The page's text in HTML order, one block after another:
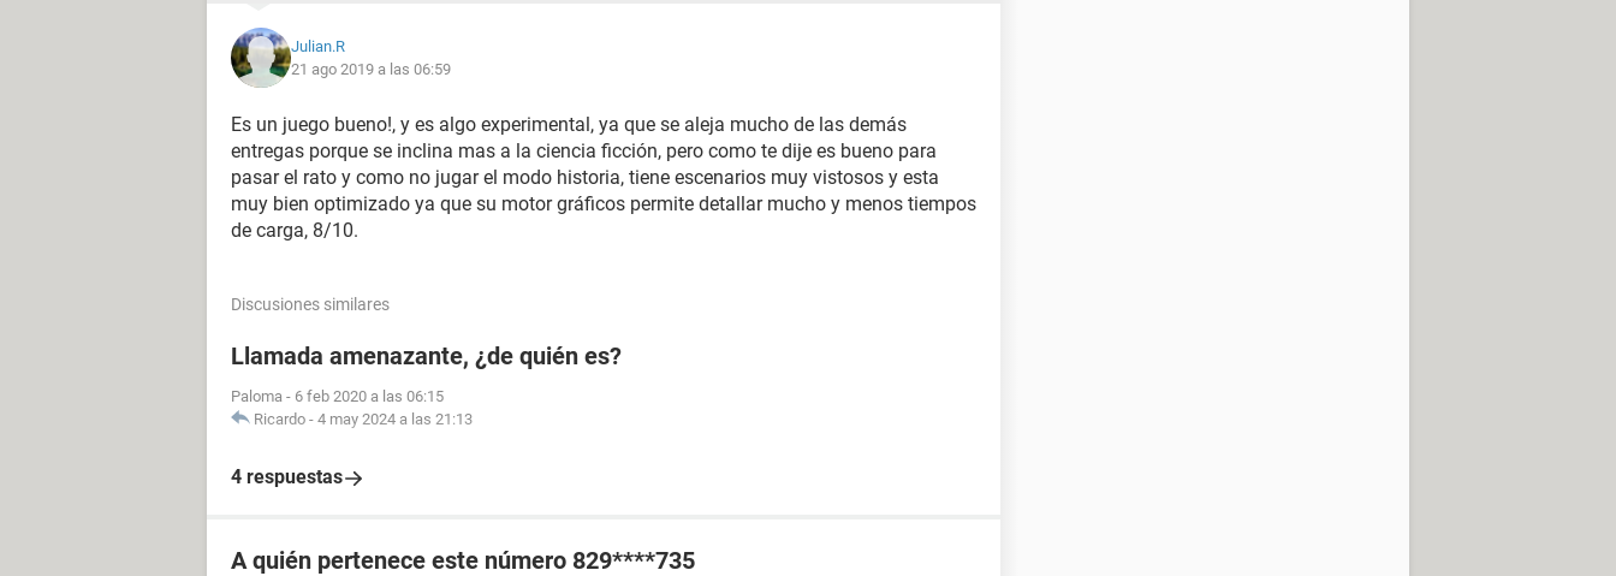
Julian.R
21 ago 2019 a las 06:59
Es un juego bueno!, y es algo experimental, ya que se aleja mucho de las demás
entregas porque se inclina mas a la ciencia ficción, pero como te dije es bueno para
pasar el rato y como no jugar el modo historia, tiene escenarios muy vistosos y esta
muy bien optimizado ya que su motor gráficos permite detallar mucho y menos tiempos
de carga, 8/10.
Discusiones similares
Llamada amenazante, ¿de quién es?
Paloma - 6 feb 2020 a las 06:15
Ricardo - 4 may 2024 a las 21:13
4 respuestas
A quién pertenece este número 829****735